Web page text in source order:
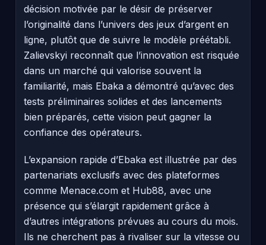
décision motivée par le désir de préserver
l’originalité dans l’univers des jeux d’argent en
ligne, plutôt que de suivre le modèle préétabli.
Zalievskyi reconnaît que l’innovation est risquée
dans un marché qui valorise souvent la
familiarité, mais Ebaka a démontré qu’avec des
tests préliminaires solides et des lancements
bien préparés, cette vision peut gagner la
confiance des opérateurs.
L’expansion rapide d’Ebaka est illustrée par des
partenariats exclusifs avec des plateformes
comme Menace.com et Hub88, avec une
présence qui s’élargit rapidement grâce à
d’autres intégrations prévues au cours du mois.
Ils ne cherchent pas à rivaliser sur la vitesse ou